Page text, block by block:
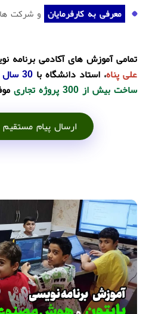
معرفی به کارفرمایان و شرکت
تمامی آموزش های آکادمی برنامه
علی پناه، استاد دانشگاه با 30 سال سابقه برنامه نویسی
ساخت بیش از 300 پروژه تجاری
ارسال پیام